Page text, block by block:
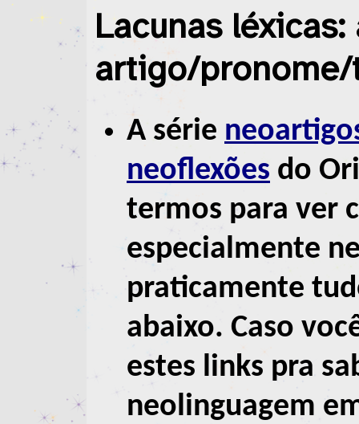
Lacunas léxicas:
artigo/
A série
neoflexões do
termos para ver
especialmente
praticamente
abaixo. Caso
estes links pra
neolinguagem